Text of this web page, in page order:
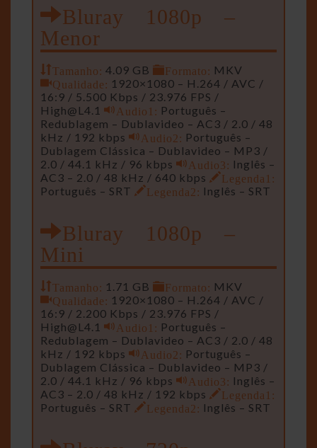
Bluray 1080p –
Menor
Tamanho: 4.09 GB Formato: MKV
Qualidade: 1920×1080 – H.264 / AVC /
16:9 / 5.500 Kbps / 23.976 FPS /
High@L4.1
Audio1: Português –
Redublagem – Dublavideo – AC3 / 2.0 / 48
kHz / 192 kbps
Audio2: Português –
Dublagem Clássica – Dublavideo – MP3 /
2.0 / 44.1 kHz / 96 kbps
Audio3: Inglês –
AC3 – 2.0 / 48 kHz / 640 kbps
Legenda1:
Português – SRT
Legenda2: Inglês – SRT
Bluray 1080p –
Mini
Tamanho: 1.71 GB Formato: MKV
Qualidade: 1920×1080 – H.264 / AVC /
16:9 / 2.200 Kbps / 23.976 FPS /
High@L4.1
Audio1: Português –
Redublagem – Dublavideo – AC3 / 2.0 / 48
kHz / 192 kbps
Audio2: Português –
Dublagem Clássica – Dublavideo – MP3 /
2.0 / 44.1 kHz / 96 kbps
Audio3: Inglês –
AC3 – 2.0 / 48 kHz / 192 kbps
Legenda1:
Português – SRT
Legenda2: Inglês – SRT